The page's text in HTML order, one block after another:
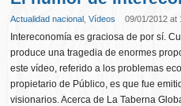
Actualidad nacional ,Vídeos 09/01/2012 at
Intereconomía es graciosa de por sí.
produce una tragedia de enormes
este vídeo, referido a los problemas
propietario de Público, es que fue
visionarios. Acerca de La Taberna